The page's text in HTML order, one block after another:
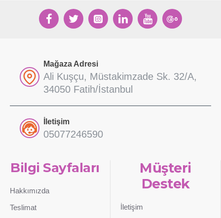
Mağaza Adresi
Ali Kuşçu, Müstakimzade Sk. 32/A,
34050 Fatih/İstanbul
İletişim
05077246590
Bilgi Sayfaları
Hakkımızda
Teslimat
Müşteri
Destek
İletişim